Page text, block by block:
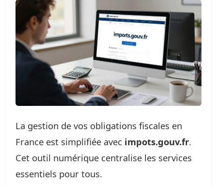
La gestion de vos obligations fiscales en
France est simplifiée avec impots.gouv.fr.
Cet outil numérique centralise les services
essentiels pour tous.